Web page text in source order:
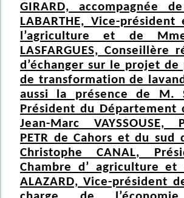
GIRARD, accompagnée
LABARTHE, Vice-
l’agriculture et de
LASFARGUES, Conseillère
d’échanger sur le projet
de transformation de
aussi la présence de M.
Président du Département
Jean-Marc VAYSSOUSE,
PETR de Cahors et du
Christophe CANAL,
Chambre d’ agriculture
ALAZARD, Vice-président